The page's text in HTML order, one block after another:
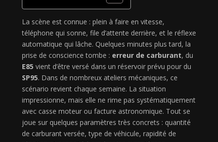
La scène est connue : plein à faire en vitesse,
téléphone qui sonne, file d’attente derrière, et le réflexe
automatique qui lâche. Quelques minutes plus tard, la
prise de conscience tombe : erreur de carburant, du
E85 vient d’être versé dans un réservoir prévu pour du
SP95. Dans de nombreux ateliers mécaniques, ce
scénario revient chaque semaine. La situation
impressionne, mais elle ne rime pas systématiquement
avec casse moteur ou facture astronomique. Tout se
joue sur quelques paramètres très concrets : quantité
de carburant versée, type de véhicule, rapidité de